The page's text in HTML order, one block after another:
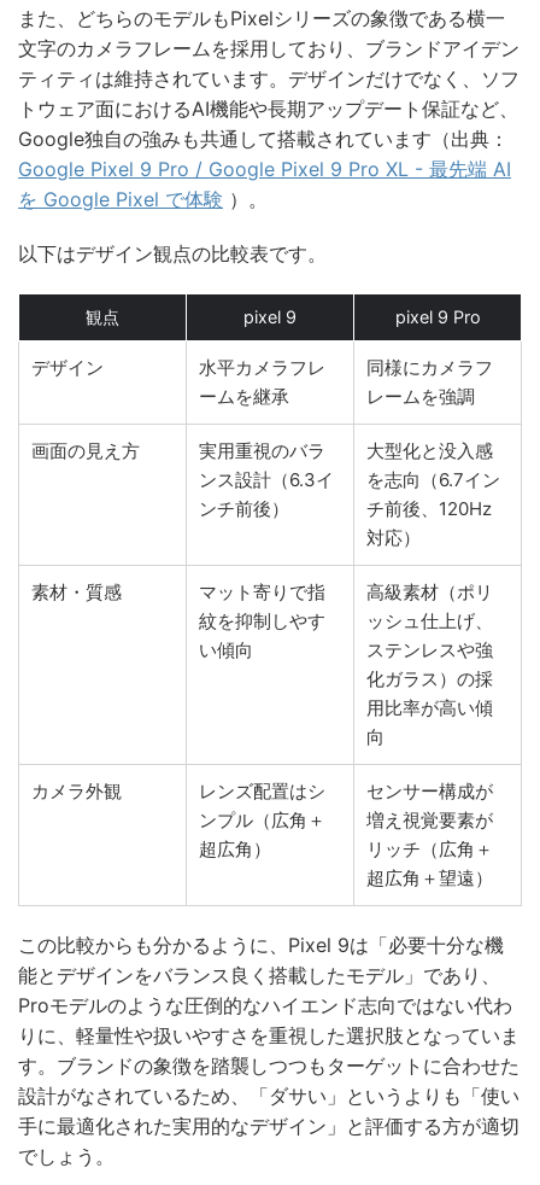
また、どちらのモデルもPixelシリーズの象徴である横一
文字のカメラフレームを採用しており、ブランドアイデン
ティティは維持されています。デザインだけでなく、ソフ
トウェア面におけるAI機能や長期アップデート保証など、
Google独自の強みも共通して搭載されています（出典：
Google Pixel 9 Pro / Google Pixel 9 Pro XL - 最先端 AI
を Google Pixel で体験 ）。
以下はデザイン観点の比較表です。
観点 pixel 9 pixel 9 Pro
デザイン
水平カメラフレ
ームを継承
同様にカメラフ
レームを強調
画面の見え方
実用重視のバラ
ンス設計（6.3イ
ンチ前後）
大型化と没入感
を志向（6.7イン
チ前後、120Hz
対応）
素材・質感
マット寄りで指
紋を抑制しやす
い傾向
高級素材（ポリ
ッシュ仕上げ、
ステンレスや強
化ガラス）の採
用比率が高い傾
向
カメラ外観
レンズ配置はシ
ンプル（広角＋
超広角）
センサー構成が
増え視覚要素が
リッチ（広角＋
超広角＋望遠）
この比較からも分かるように、Pixel 9は「必要十分な機
能とデザインをバランス良く搭載したモデル」であり、
Proモデルのような圧倒的なハイエンド志向ではない代わ
りに、軽量性や扱いやすさを重視した選択肢となっていま
す。ブランドの象徴を踏襲しつつもターゲットに合わせた
設計がなされているため、「ダサい」というよりも「使い
手に最適化された実用的なデザイン」と評価する方が適切
でしょう。